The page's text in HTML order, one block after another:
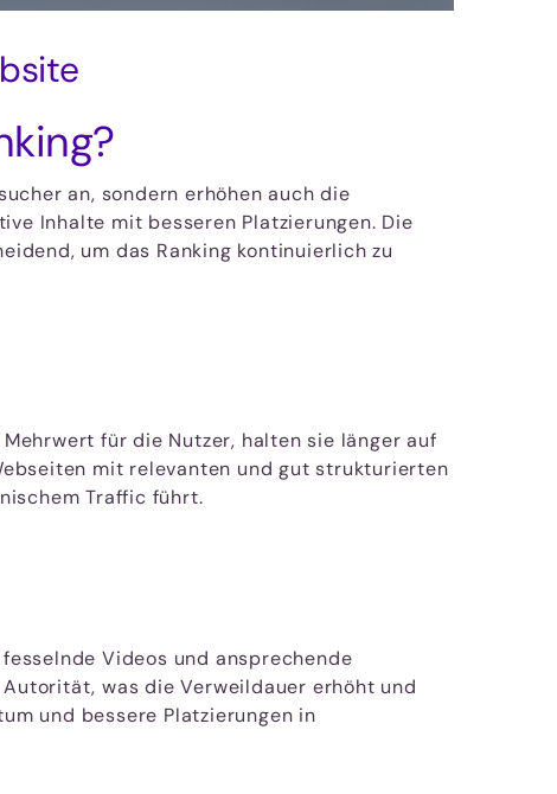
an, sondern erhöhen auch die
Inhalte mit besseren Platzierungen. Die
um das Ranking kontinuierlich zu
für die Nutzer, halten sie länger auf
mit relevanten und gut strukturierten
Traffic führt.
Videos und ansprechende
was die Verweildauer erhöht und
und bessere Platzierungen in